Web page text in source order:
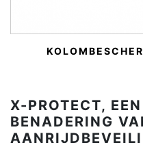
X-PROTECT,
BENADERING